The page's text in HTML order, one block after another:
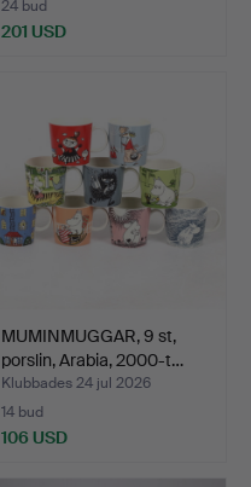
24 bud
201 USD
MUMINMUGGAR, 9 st,
porslin, Arabia, 2000-t…
Klubbades 24 jul 2026
14 bud
106 USD